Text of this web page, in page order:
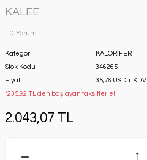
KALEE
0 Yorum
Kategori
KALORİFER
Stok Kodu
346265
Fiyat
35,76 USD + KDV
*235,92 TL den başlayan taksitlerle!!
2.043,07 TL